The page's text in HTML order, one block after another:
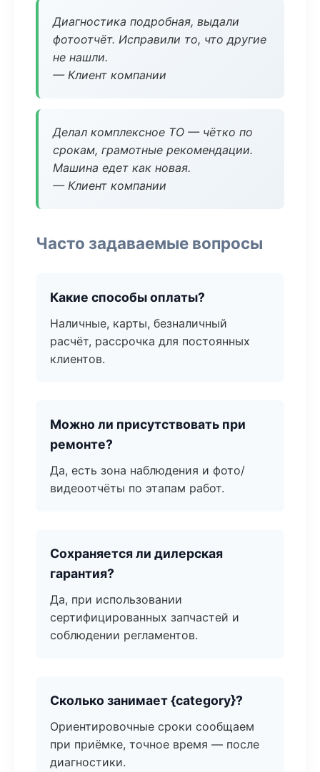
Диагностика подробная, выдали
фотоотчёт. Исправили то, что другие
не нашли.
— Клиент компании
Делал комплексное ТО — чётко по
срокам, грамотные рекомендации.
Машина едет как новая.
— Клиент компании
Часто задаваемые вопросы
Какие способы оплаты?
Наличные, карты, безналичный
расчёт, рассрочка для постоянных
клиентов.
Можно ли присутствовать при
ремонте?
Да, есть зона наблюдения и фото/
видеоотчёты по этапам работ.
Сохраняется ли дилерская
гарантия?
Да, при использовании
сертифицированных запчастей и
соблюдении регламентов.
Сколько занимает {category}?
Ориентировочные сроки сообщаем
при приёмке, точное время — после
диагностики.